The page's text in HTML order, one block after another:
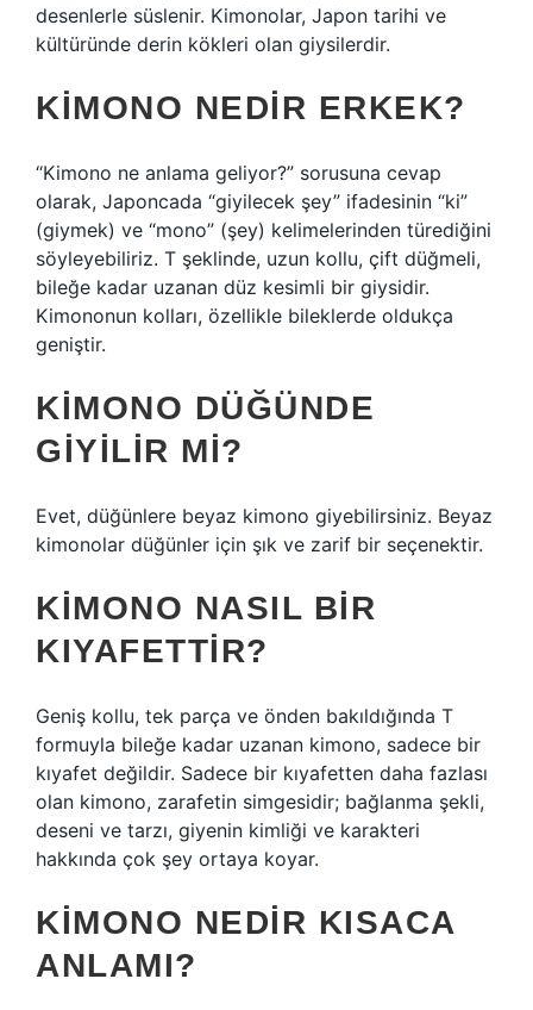
desenlerle süslenir. Kimonolar, Japon tarihi ve
kültüründe derin kökleri olan giysilerdir.
KIMONO NEDIR ERKEK?
“Kimono ne anlama geliyor?” sorusuna cevap
olarak, Japoncada “giyilecek şey” ifadesinin “ki”
(giymek) ve “mono” (şey) kelimelerinden türediğini
söyleyebiliriz. T şeklinde, uzun kollu, çift düğmeli,
bileğe kadar uzanan düz kesimli bir giysidir.
Kimononun kolları, özellikle bileklerde oldukça
geniştir.
KIMONO DÜĞÜNDE
GIYILIR MI?
Evet, düğünlere beyaz kimono giyebilirsiniz. Beyaz
kimonolar düğünler için şık ve zarif bir seçenektir.
KIMONO NASIL BIR
KIYAFETTIR?
Geniş kollu, tek parça ve önden bakıldığında T
formuyla bileğe kadar uzanan kimono, sadece bir
kıyafet değildir. Sadece bir kıyafetten daha fazlası
olan kimono, zarafetin simgesidir; bağlanma şekli,
deseni ve tarzı, giyenin kimliği ve karakteri
hakkında çok şey ortaya koyar.
KIMONO NEDIR KISACA
ANLAMI?